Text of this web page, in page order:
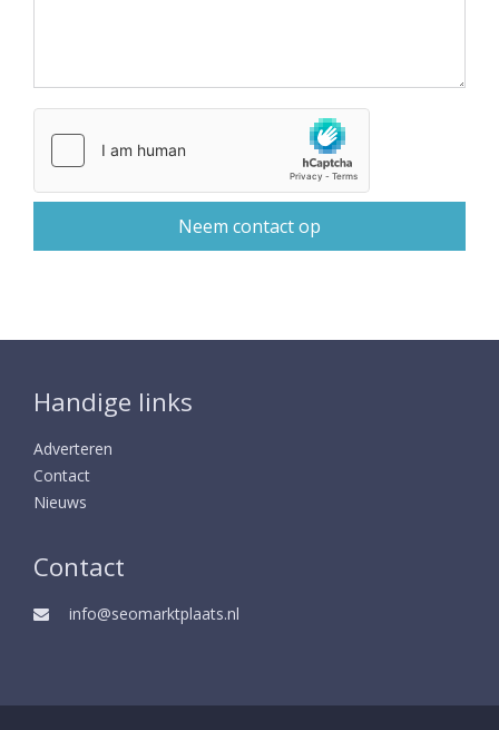
Handige links
Adverteren
Contact
Nieuws
Contact
info@seomarktplaats.nl